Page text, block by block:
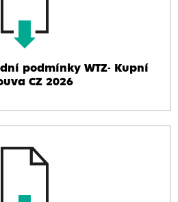
podmínky WTZ- Kupní
CZ 2026